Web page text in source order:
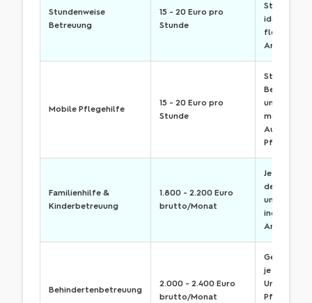
Stundenweise
Betreuung
15 - 20 Euro pro
Stunde
ideal für
flexible
Mobile Pflegehilfe
15 - 20 Euro pro
Stunde
Betreuung,
Aufgaben
Pflege
Familienhilfe &
Kinderbetreuung
1.800 - 2.200 Euro
brutto/Monat
Je nach
der
und den
Behindertenbetreuung
2.000 - 2.400 Euro
brutto/Monat
Gehalt
je nach Art
Umfang der
Pflege